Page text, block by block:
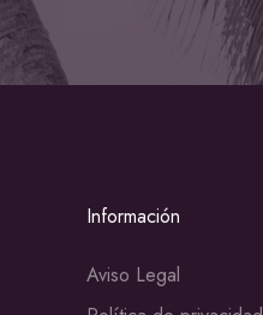
Información
Aviso Legal